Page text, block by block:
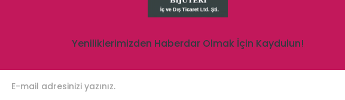
Yeniliklerimizden Haberdar Olmak İçin Kaydulun!